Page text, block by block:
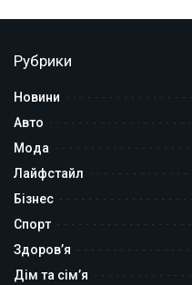
Рубрики
Новини
Авто
Мода
Лайфстайл
Бізнес
Спорт
Здоров’я
Дім та сім’я